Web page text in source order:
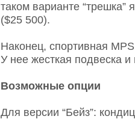
таком варианте “трешка”
($25 500).
Наконец, спортивная
У нее жесткая подвеска и
Возможные опции
Для версии “Бейз”: